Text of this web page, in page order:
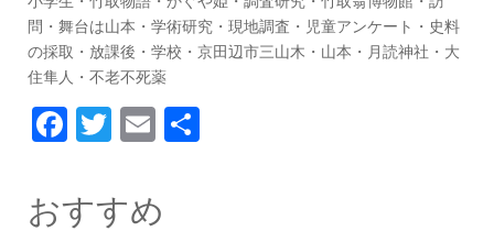
問・舞台は山本・学術研究・現地調査・児童アンケート・史料
の採取・放課後・学校・京田辺市三山木・山本・月読神社・大
住隼人・不老不死薬
F
c
T
itt
E
ai
おすすめ